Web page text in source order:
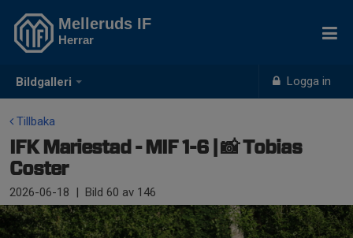
Bildgalleri Logga in
Melleruds IF
Herrar
Tillbaka
IFK Mariestad - MIF 1-6 | 📸 Tobias
Coster
2026-06-18 | Bild 60 av 146